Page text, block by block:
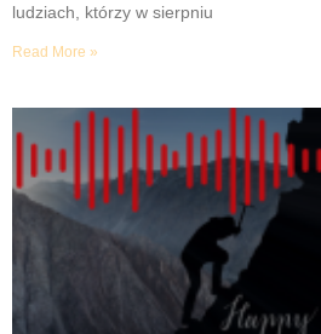
ludziach, którzy w sierpniu
Read More »